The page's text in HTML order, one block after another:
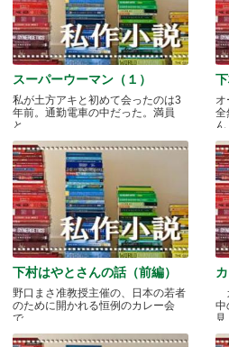
スーパーウーマン（１）
私が土方アキと初めて会ったのは3
年前。通勤電車の中だった。満員
と.....
全
ん
下村はやとさんの話（前編）
野口まさ准教授主催の、日本の若者
のために開かれる恒例のカレー会
で.....
中
見